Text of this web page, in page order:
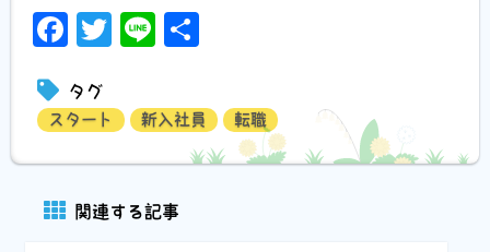
Facebook
Twitter
Line
タグ
スタート 新入社員 転職
関連する記事